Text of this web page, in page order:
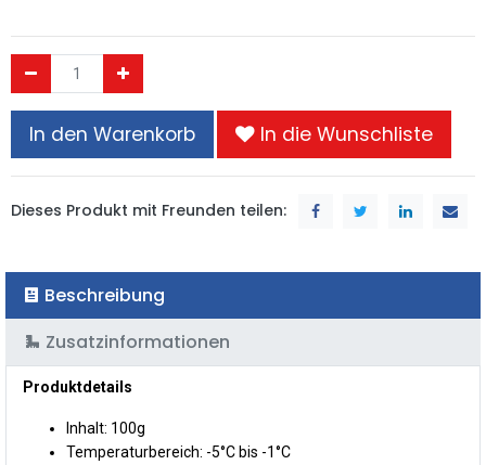
In den Warenkorb In die Wunschliste
Dieses Produkt mit Freunden teilen:
Beschreibung
Zusatzinformationen
Produktdetails
Inhalt: 100g
Temperaturbereich: -5°C bis -1°C